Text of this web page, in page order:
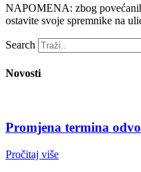
NAPOMENA: zbog
ostavite svoje spremnike na
Search
Novosti
Promjena termina
Pročitaj više